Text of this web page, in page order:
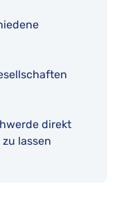
direkt
lassen